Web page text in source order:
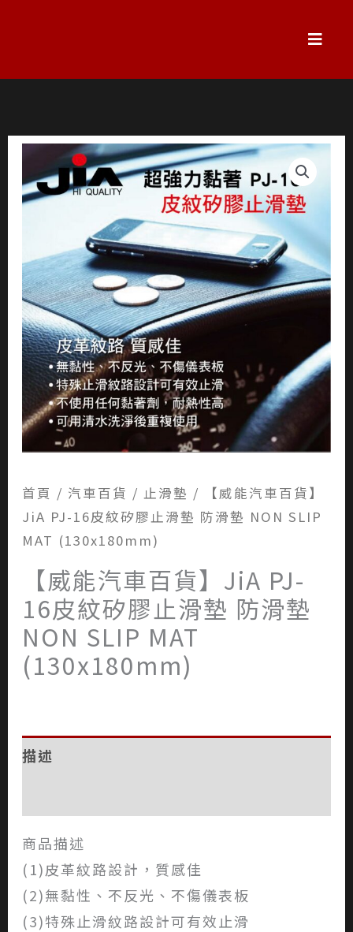
容
首頁 / 汽車百貨 / 止滑墊 / 【威能汽車百貨】
JiA PJ-16皮紋矽膠止滑墊 防滑墊 NON SLIP
MAT (130x180mm)
【威能汽車百貨】JiA PJ-
16皮紋矽膠止滑墊 防滑墊
NON SLIP MAT
(130x180mm)
描述
商品描述
(1)皮革紋路設計，質感佳
(2)無黏性、不反光、不傷儀表板
(3)特殊止滑紋路設計可有效止滑